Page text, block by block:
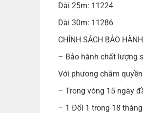
Dài 25m: 11224
Dài 30m: 11286
CHÍNH SÁCH BẢO HÀNH
– Bảo hành chất lượng
Với phương châm
– Trong vòng 15 ngày
– 1 Đổi 1 trong 18